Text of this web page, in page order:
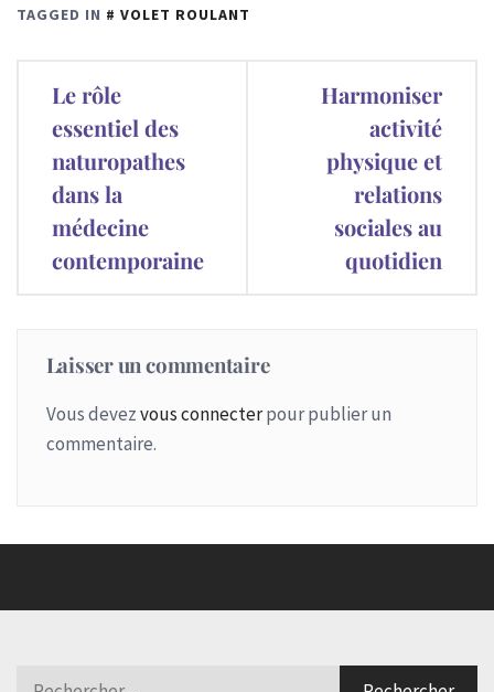
TAGGED IN
VOLET ROULANT
Navigation
l’article
Le rôle
essentiel des
naturopathes
dans la
médecine
contemporaine
Harmoniser
activité
physique et
relations
sociales au
quotidien
Laisser un commentaire
Vous devezvous connecterpour publier un
commentaire.
Rechercher :